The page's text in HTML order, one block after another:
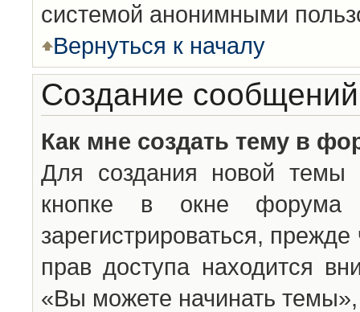
системой анонимными
Вернуться к началу
Создание сообщений
Как мне создать тему в
Для создания новой темы
кнопке в окне
зарегистрироваться,
прав доступа находится
«Вы можете начинать